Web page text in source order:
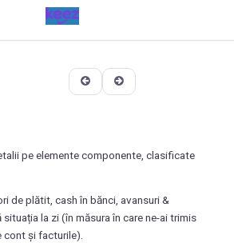
pe elemente componente, clasificate
de plătit, cash în bănci, avansuri &
la zi (în măsura în care ne-ai trimis
cont și facturile).